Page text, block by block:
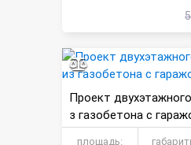
Проект
з газобетона с
площадь: